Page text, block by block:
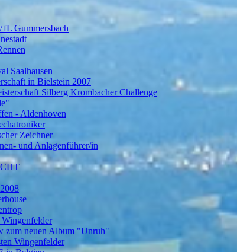
Gummersbach
Saalhausen
in Bielstein 2007
Silberg Krombacher Challenge
- Aldenhoven
Zeichner
und Anlagenführer/in
zum neuen Album "Unruh"
Wingenfelder